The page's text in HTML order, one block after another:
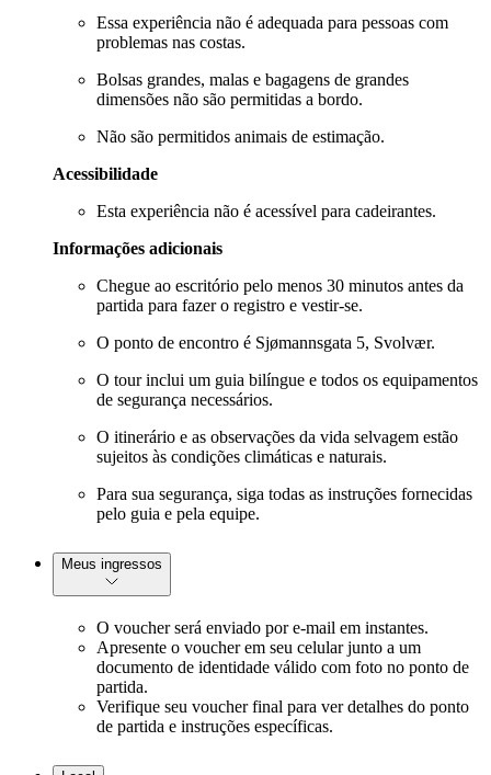
Essa experiência não é adequada para pessoas com
problemas nas costas.
Bolsas grandes, malas e bagagens de grandes
dimensões não são permitidas a bordo.
Não são permitidos animais de estimação.
Acessibilidade
Esta experiência não é acessível para cadeirantes.
Informações adicionais
Chegue ao escritório pelo menos 30 minutos antes da
partida para fazer o registro e vestir-se.
O ponto de encontro é Sjømannsgata 5, Svolvær.
O tour inclui um guia bilíngue e todos os equipamentos
de segurança necessários.
O itinerário e as observações da vida selvagem estão
sujeitos às condições climáticas e naturais.
Para sua segurança, siga todas as instruções fornecidas
pelo guia e pela equipe.
Meus ingressos
O voucher será enviado por e-mail em instantes.
Apresente o voucher em seu celular junto a um
documento de identidade válido com foto no ponto de
partida.
Verifique seu voucher final para ver detalhes do ponto
de partida e instruções específicas.